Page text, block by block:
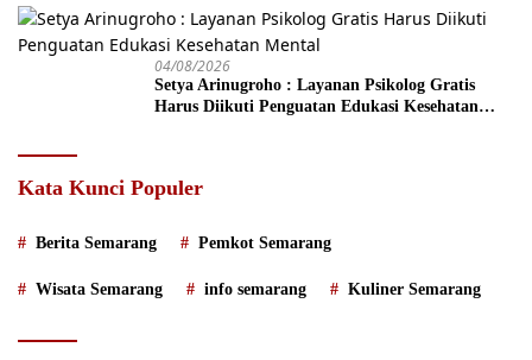
04/08/2026
Setya Arinugroho : Layanan Psikolog Gratis
Harus Diikuti Penguatan Edukasi Kesehatan
Kata Kunci Populer
Berita Semarang Pemkot Semarang
Wisata Semarang info semarang Kuliner Semarang